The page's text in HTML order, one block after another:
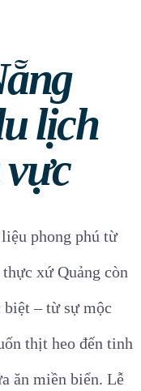
lịch
phong phú từ
xứ Quảng còn
biệt – từ sự mộc
thịt heo đến tinh
ăn miền biển. Lễ